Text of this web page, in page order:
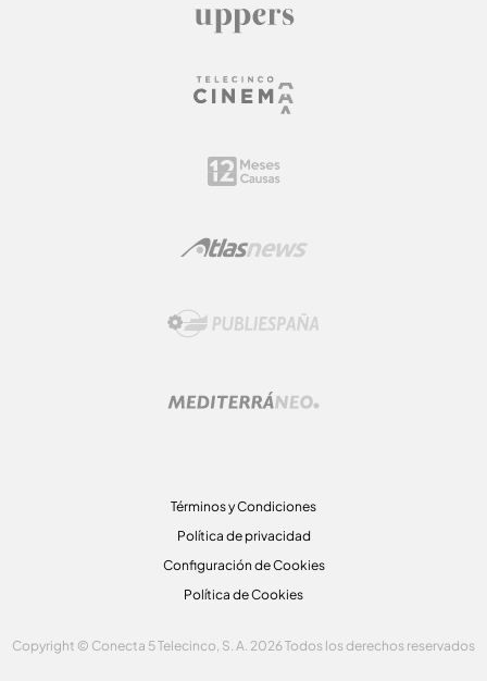
Términos y Condiciones
Política de privacidad
Configuración de Cookies
Política de Cookies
Copyright © Conecta 5 Telecinco, S. A. 2026 Todos los derechos reservados